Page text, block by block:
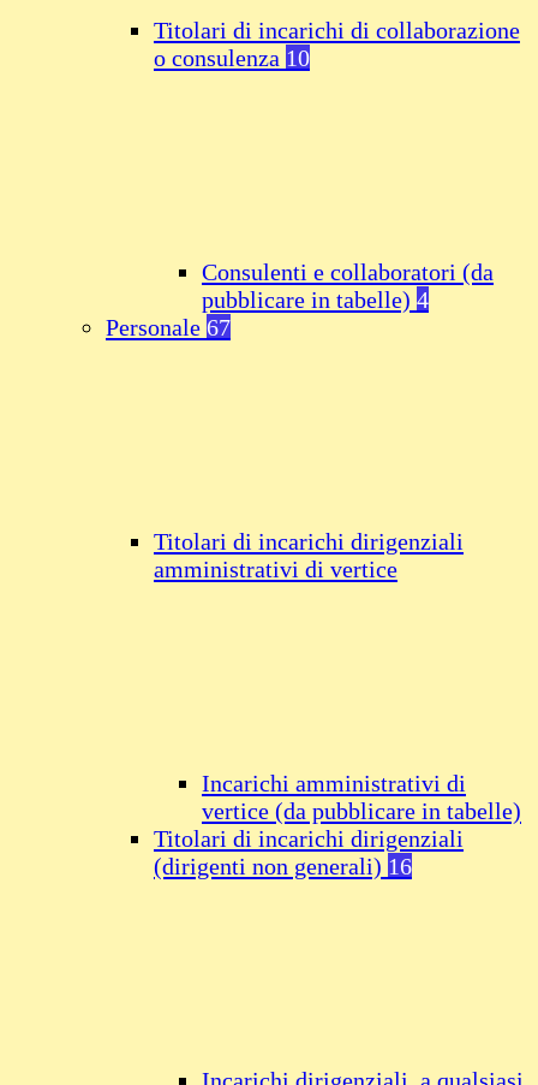
Titolari di incarichi di collaborazione
o consulenza 10
Consulenti e collaboratori (da
pubblicare in tabelle) 4
Personale 67
Titolari di incarichi dirigenziali
amministrativi di vertice
Incarichi amministrativi di
vertice (da pubblicare in tabelle)
Titolari di incarichi dirigenziali
(dirigenti non generali) 16
Incarichi dirigenziali, a qualsiasi